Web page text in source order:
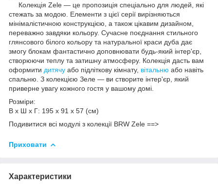
Колекція Zele — це пропозиція спеціально для людей, які
стежать за модою. Елементи з цієї серії вирізняються
мінімалістичною конструкцією, а також цікавим дизайном,
переважно завдяки кольору. Сучасне поєднання стильного
глянсового білого кольору та натуральної краси дуба дає
змогу блокам фантастично доповнювати будь-який інтер'єр,
створюючи теплу та затишну атмосферу. Колекція дасть вам
оформити дитячу або підліткову кімнату, вітальню або навіть
спальню. З колекцією Зеле — ви створите інтер'єр, який
приверне увагу кожного гостя у вашому домі.
Розміри:
В х Ш х Г: 195 х 91 х 57 (см)
Подивитися всі модулі з колекції BRW Zele ==>
Приховати
Характеристики